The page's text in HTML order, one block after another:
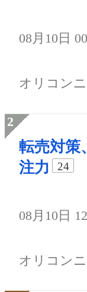
08月10日
オリコン
転売対策
注力
24
08月10日
オリコン